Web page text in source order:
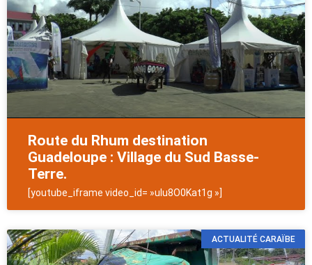
Route du Rhum destination
Guadeloupe : Village du Sud Basse-
Terre.
[youtube_iframe video_id= »ulu8O0Kat1g »]
ACTUALITÉ CARAÏBE